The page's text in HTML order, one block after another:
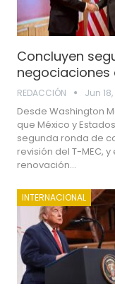
Concluyen
negociaciones
REDACCIÓN Jun
Desde Washington
que México y
segunda ronda de
revisión del T-MEC,
renovación…
INTERNACIONAL